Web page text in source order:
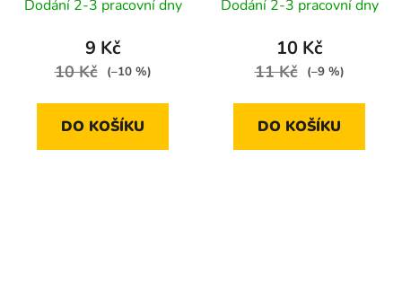
Dodání 2-3 pracovní dny
9 Kč
10 Kč (–10 %)
DO KOŠÍKU
Dodání 2-3 pracovní dny
10 Kč
11 Kč (–9 %)
DO KOŠÍKU